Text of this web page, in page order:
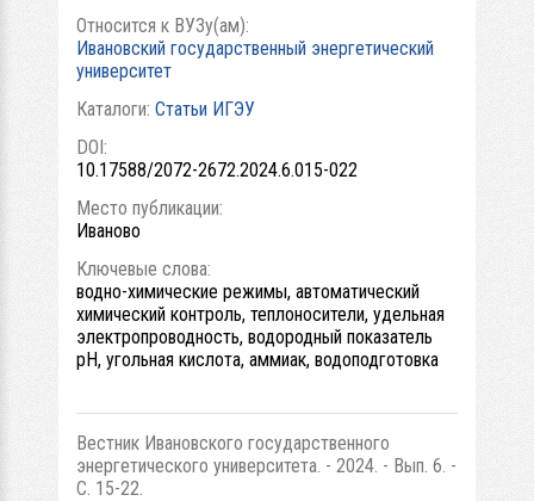
Относится к ВУЗу(ам):
Ивановский государственный энергетический
университет
Каталоги: Статьи ИГЭУ
DOI:
10.17588/2072-2672.2024.6.015-022
Место публикации:
Иваново
Ключевые слова:
водно-химические режимы, автоматический
химический контроль, теплоносители, удельная
электропроводность, водородный показатель
рН, угольная кислота, аммиак, водоподготовка
Вестник Ивановского государственного
энергетического университета. - 2024. - Вып. 6. -
С. 15-22.